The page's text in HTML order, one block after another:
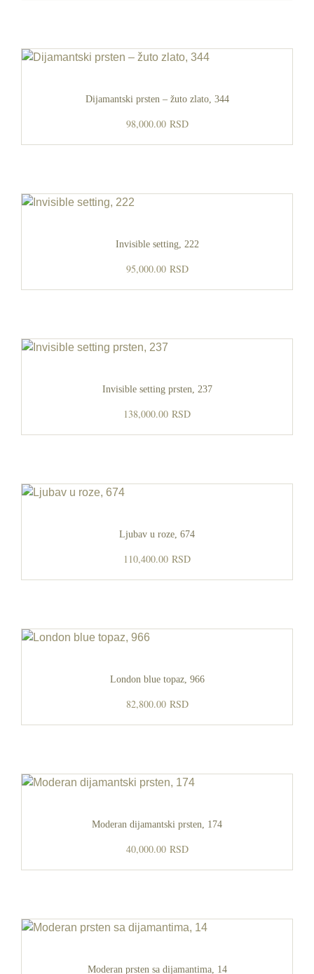
Dijamantski prsten – žuto zlato, 344
98,000.00 RSD
Invisible setting, 222
95,000.00 RSD
Invisible setting prsten, 237
138,000.00 RSD
Ljubav u roze, 674
110,400.00 RSD
London blue topaz, 966
82,800.00 RSD
Moderan dijamantski prsten, 174
40,000.00 RSD
Moderan prsten sa dijamantima, 14